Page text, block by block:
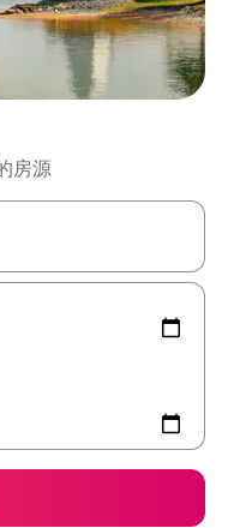
房源
看，或通过点击或滑动手势